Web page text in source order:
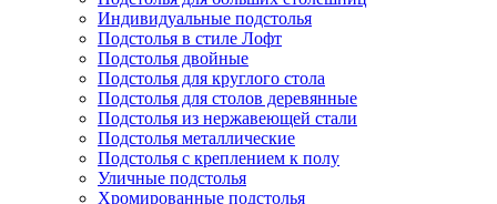
Индивидуальные подстолья
Подстолья в стиле Лофт
Подстолья двойные
Подстолья для круглого стола
Подстолья для столов деревянные
Подстолья из нержавеющей стали
Подстолья металлические
Подстолья с креплением к полу
Уличные подстолья
Хромированные подстолья